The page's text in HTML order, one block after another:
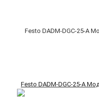
Festo DADM-DGC-25-A